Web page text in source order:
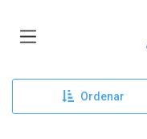
Ordenar